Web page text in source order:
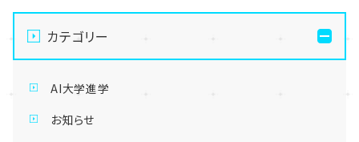
カテゴリー
AI大学進学
お知らせ